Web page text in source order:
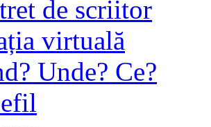
de scriitor
virtuală
Unde? Ce?